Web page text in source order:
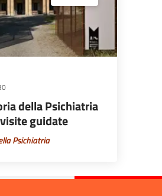
della Psichiatria
guidate
Psichiatria